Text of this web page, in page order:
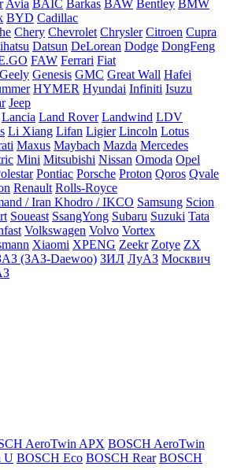
Avia BAIC Barkas BAW Bentley BMW
BYD Cadillac
Chery Chevrolet Chrysler Citroen Cupra
Datsun DeLorean Dodge DongFeng
FAW Ferrari Fiat
Geely Genesis GMC Great Wall Hafei
HYMER Hyundai Infiniti Isuzu
Jeep
Lancia Land Rover Landwind LDV
Li Xiang Lifan Ligier Lincoln Lotus
Maxus Maybach Mazda Mercedes
Mini Mitsubishi Nissan Omoda Opel
Pontiac Porsche Proton Qoros Qvale
Renault Rolls-Royce
/ Iran Khodro / IKCO Samsung Scion
Soueast SsangYong Subaru Suzuki Tata
Volkswagen Volvo Vortex
Xiaomi XPENG Zeekr Zotye ZX
(ЗАЗ-Daewoo) ЗИЛ ЛуАЗ Москвич
AeroTwin APX BOSCH AeroTwin
U BOSCH Eco BOSCH Rear BOSCH